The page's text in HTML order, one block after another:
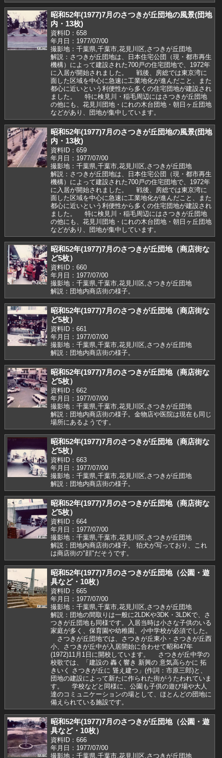
昭和52年(1977)7月のさつきが丘団地の風景(団地
内・13枚)
資料ID：658
年月日：1977/07/00
撮影地：千葉県,千葉市,花見川区,さつきが丘団地
解説：さつきが丘団地は、日本住宅公団（現・都市再生
機構）によって建設された700戸の住宅団地で、1972年
に入居が開始されました。 戦後、房総では東京湾に
面した区域を中心に急速に工業地化が進んだこと、また
都心に近いという利便性から多くの住宅団地が建設され
ました。 特に検見川・稲毛周辺にはさつきが丘団地
の他にも、花見川団地・にれの木台団地・朝日ヶ丘団地
などがあり、団地が集中しています。
昭和52年(1977)7月のさつきが丘団地の風景(団地
内・13枚)
資料ID：659
年月日：1977/07/00
撮影地：千葉県,千葉市,花見川区,さつきが丘団地
解説：さつきが丘団地は、日本住宅公団（現・都市再生
機構）によって建設された700戸の住宅団地で、1972年
に入居が開始されました。 戦後、房総では東京湾に
面した区域を中心に急速に工業地化が進んだこと、また
都心に近いという利便性から多くの住宅団地が建設され
ました。 特に検見川・稲毛周辺にはさつきが丘団地
の他にも、花見川団地・にれの木台団地・朝日ヶ丘団地
などがあり、団地が集中しています。
昭和52年(1977)7月のさつきが丘団地（商店街な
ど5枚）
資料ID：660
年月日：1977/07/00
撮影地：千葉県,千葉市,花見川区,さつきが丘団地
解説：団地内商店街の様子。
昭和52年(1977)7月のさつきが丘団地（商店街な
ど5枚）
資料ID：661
年月日：1977/07/00
撮影地：千葉県,千葉市,花見川区,さつきが丘団地
解説：団地内商店街の様子。
昭和52年(1977)7月のさつきが丘団地（商店街な
ど5枚）
資料ID：662
年月日：1977/07/00
撮影地：千葉県,千葉市,花見川区,さつきが丘団地
解説：団地内商店街の様子。金物店や医院は現在も同じ
場所にあるようです。
昭和52年(1977)7月のさつきが丘団地（商店街な
ど5枚）
資料ID：663
年月日：1977/07/00
撮影地：千葉県,千葉市,花見川区,さつきが丘団地
解説：団地内商店街の様子。
昭和52年(1977)7月のさつきが丘団地（商店街な
ど5枚）
資料ID：664
年月日：1977/07/00
撮影地：千葉県,千葉市,花見川区,さつきが丘団地
解説：団地内商店街の様子。 狛犬が写っており、これ
は商店街の"顔"だそうです。
昭和52年(1977)7月のさつきが丘団地（公園・遊
具など・10枚）
資料ID：665
年月日：1977/07/00
撮影地：千葉県,千葉市,花見川区,さつきが丘団地
解説：団地の間取りは一般に2LDKや3DK・3LDKで、さ
つきが丘団地も同様です。入居当時は小さな子供のいる
家庭が多く、保育園や幼稚園、小中学校が必須でした。
さつきが丘団地では、さつきが丘東小・さつきが丘西
小、さつきが丘中が入居開始に合わせて昭和47年
(1972)11月1日に開校しています。 さつきが丘中学の
校歌では、「建設の 轟く響き 新興の 意気高らかに 拓
きいく さつきが丘に 聳え建つ」(作詞：市原三郎)と、
団地の建設によって新たに作られた街がうたわれていま
す。 学校などと同様に、公園も子供の遊び場や大人
達のコミュニケーションの場として、ほとんどの団地に
備えられている施設です。
昭和52年(1977)7月のさつきが丘団地（公園・遊
具など・10枚）
資料ID：666
年月日：1977/07/00
撮影地：千葉県,千葉市,花見川区,さつきが丘団地